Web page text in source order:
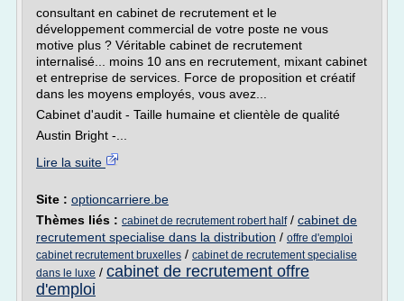
consultant en cabinet de recrutement et le
développement commercial de votre poste ne vous
motive plus ? Véritable cabinet de recrutement
internalisé... moins 10 ans en recrutement, mixant cabinet
et entreprise de services. Force de proposition et créatif
dans les moyens employés, vous avez...
Cabinet d'audit - Taille humaine et clientèle de qualité
Austin Bright -...
Lire la suite
Site : optioncarriere.be
Thèmes liés : cabinet de recrutement robert half/ cabinet de
recrutement specialise dans la distribution / offre d'emploi
cabinet recrutement bruxelles / cabinet de recrutement specialise
dans le luxe / cabinet de recrutement offre
d'emploi